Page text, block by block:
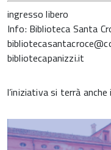
ingresso libero
Info: Biblioteca Santa
bibliotecapanizzi.it
l’iniziativa si terrà